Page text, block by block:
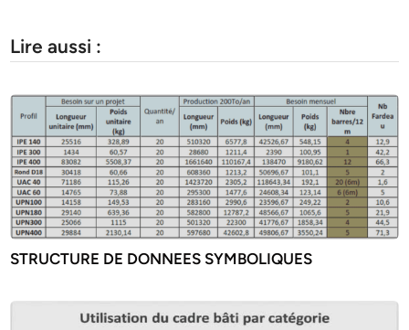
Lire aussi :
STRUCTURE DE DONNEES SYMBOLIQUES